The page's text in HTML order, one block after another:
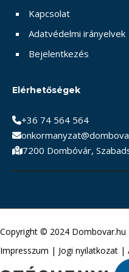
Kapcsolat
Adatvédelmi irányelvek
Bejelentkezés
Elérhetőségek
+36 74 564 564
7200 Dombóvár,
Copyright © 2024
Impresszum | Jogi nyilatkozat |